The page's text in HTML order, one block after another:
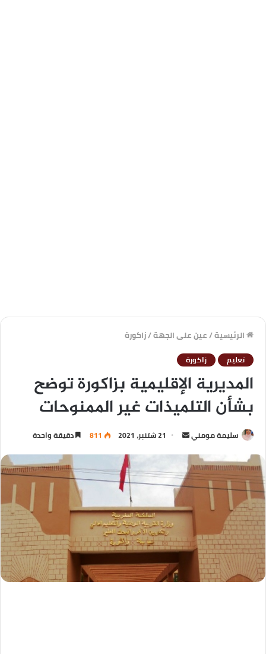
الرئيسية/عين على الجهة/زاكورة
تعليم زاكورة
المديرية الإقليمية بزاكورة توضح
بشأن التلميذات غير الممنوحات
سليمة مومني 21 شتنبر، 2021 811 دقيقة واحدة